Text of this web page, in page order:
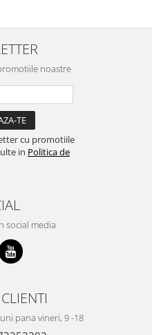
noastre
cu promotiile
in Politica de
social media
pana vineri, 9 -18